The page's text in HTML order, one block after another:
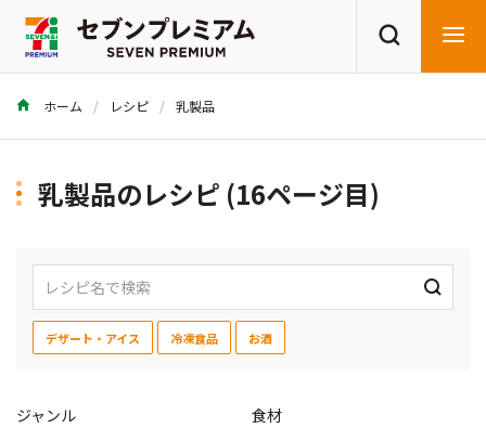
商品を探す レシピを探す
ホーム レシピ 乳製品
乳製品のレシピ (16ページ目)
デザート・アイス 冷凍食品 お酒
ジャンル 食材